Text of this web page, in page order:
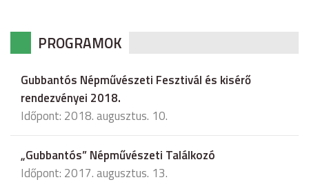
PROGRAMOK
Gubbantós Népművészeti Fesztivál és kisérő
rendezvényei 2018.
Időpont: 2018. augusztus. 10.
„Gubbantós” Népművészeti Találkozó
Időpont: 2017. augusztus. 13.